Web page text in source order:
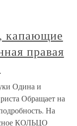
капающие
правая
Одина и
Обращает на
На
КОЛЬЦО